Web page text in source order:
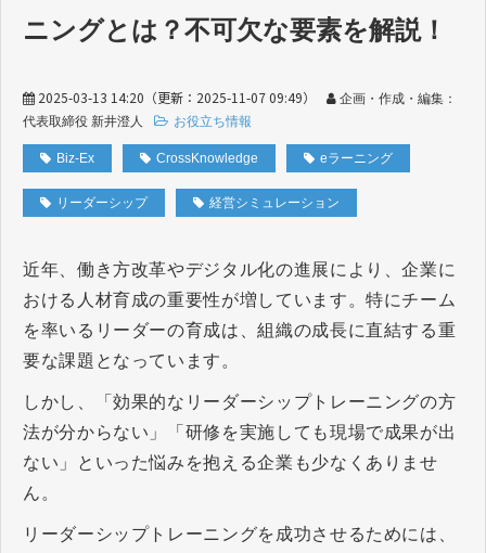
ニングとは？不可欠な要素を解説！
2025-03-13 14:20 （更新： 2025-11-07 09:49）
企画・作成・編集：
代表取締役 新井澄人
お役立ち情報
Biz-Ex CrossKnowledge eラーニング
リーダーシップ 経営シミュレーション
近年、働き方改革やデジタル化の進展により、企業に
おける人材育成の重要性が増しています。特にチーム
を率いるリーダーの育成は、組織の成長に直結する重
要な課題となっています。
しかし、「効果的なリーダーシップトレーニングの方
法が分からない」「研修を実施しても現場で成果が出
ない」といった悩みを抱える企業も少なくありませ
ん。
リーダーシップトレーニングを成功させるためには、